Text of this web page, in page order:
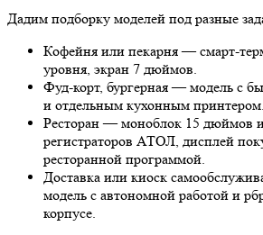
Дадим подборку моделей под разные
Кофейня или пекарня — смарт-
уровня, экран 7 дюймов.
Фуд-корт, бургерная — модель с
и отдельным кухонным принтером.
Ресторан — моноблок 15 дюймов
регистраторов АТОЛ, дисплей
ресторанной программой.
Доставка или киоск
модель с автономной работой и
корпусе.